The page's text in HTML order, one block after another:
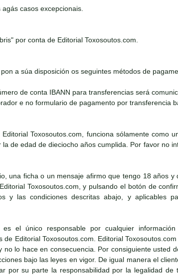
casos excepcionais.
por conta de Editorial Toxosoutos.com.
a súa disposición os seguintes métodos de
de conta IBANN para transferencias será
e no formulario de pagamento por transferencia
Toxosoutos.com, funciona sólamente como
de edad de dieciocho años cumplida. Por favor no
una ficha o un mensaje afirmo que tengo 18 años
Toxosoutos.com, y pulsando el botón de
y las condiciones descritas abajo, y aplicables
el único responsable por cualquier
de Editorial Toxosoutos.com. Editorial
no lo hace en consecuencia. Por consiguiente usted
bajo las leyes en vigor. De igual manera el
por su parte la responsabilidad por la legalidad de